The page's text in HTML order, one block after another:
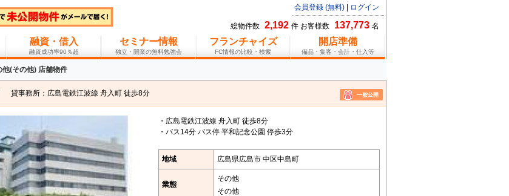
会員登録 (無料) ログイン
総物件数 2,192 件 お客様数 137,773 名
融資・借入
融資成功率90％超
セミナー情報
独立・開業の無料勉強会
フランチャイズ
FC情報の比較・検索
開店準備
備品・集客・会計・仕入等
他(その他) 店舗物件
貸事務所：広島電鉄江波線 舟入町 徒歩8分
・広島電鉄江波線 舟入町 徒歩8分
・バス14分 バス停 平和記念公園 停歩3分
地域 広島県広島市 中区中島町
業態
その他
その他